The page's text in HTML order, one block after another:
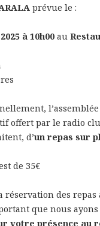
prévue le :
à 10h00au
offert par le radio
d’un repas sur
de 35€
des repas
que nous
votre présence au